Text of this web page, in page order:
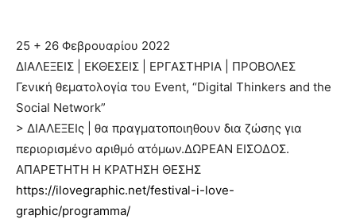
25 + 26 Φεβρουαρίου 2022
ΔΙΑΛΕΞΕΙΣ | ΕΚΘΕΣΕΙΣ | ΕΡΓΑΣΤΗΡΙΑ | ΠΡΟΒΟΛΕΣ
Γενική θεματολογία του Εvent, “Digital Thinkers and the
Social Network”
> ΔΙΑΛΕΞΕΙς | θα πραγματοποιηθουν δια ζώσης για
περιορισμένο αριθμό ατόμων.ΔΩΡΕΑΝ ΕΙΣΟΔΟΣ.
ΑΠΑΡΕΤΗΤΗ Η ΚΡΑΤΗΣΗ ΘEΣΗΣ
https://ilovegraphic.net/festival-i-love-
graphic/programma/